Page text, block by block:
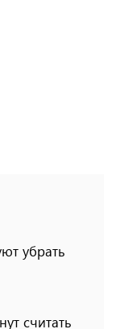
убрать
считать